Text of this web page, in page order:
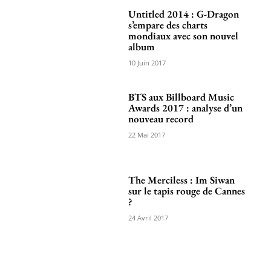
Untitled 2014 : G-Dragon
s’empare des charts
mondiaux avec son nouvel
album
10 Juin 2017
BTS aux Billboard Music
Awards 2017 : analyse d’un
nouveau record
22 Mai 2017
The Merciless : Im Siwan
sur le tapis rouge de Cannes
?
24 Avril 2017